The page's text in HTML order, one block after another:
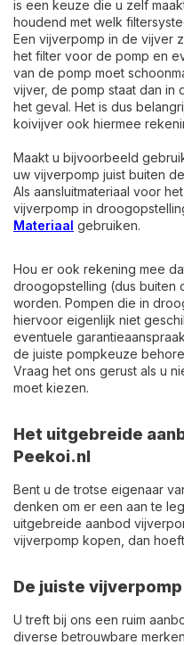
is een keuze die u zelf
houdend met welk
Een vijverpomp in de vijver
het filter voor de pomp en
van de pomp moet
vijver, de pomp staat dan in
het geval. Het is dus
koivijver ook hiermee
Maakt u bijvoorbeeld
uw vijverpomp juist buiten
Als aansluitmateriaal voor
vijverpomp in
Materiaal gebruiken.
Hou er ook rekening mee
droogopstelling (dus buiten
worden. Pompen die in
hiervoor eigenlijk niet
eventuele
de juiste pompkeuze
Vraag het ons gerust als u
moet kiezen.
Het uitgebreide
Peekoi.nl
Bent u de trotse eigenaar
denken om er een aan te
uitgebreide aanbod
vijverpomp kopen, dan
De juiste
U treft bij ons een ruim
diverse betrouwbare